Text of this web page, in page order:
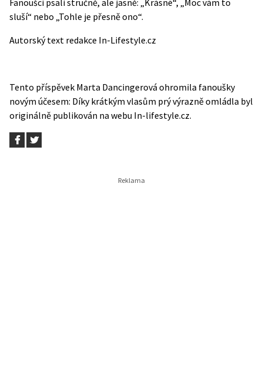
Fanoušci psali stručně, ale jasně: „Krásné“, „Moc vám to
sluší“ nebo „Tohle je přesně ono“.
Autorský text redakce In-Lifestyle.cz
Tento příspěvek Marta Dancingerová ohromila fanoušky
novým účesem: Díky krátkým vlasům prý výrazně omládla byl
originálně publikován na webu In-lifestyle.cz.